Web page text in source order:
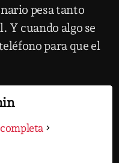
pesa tanto
Y cuando algo se
para que el